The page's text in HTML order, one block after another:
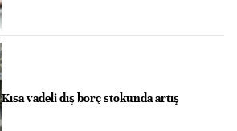
Kısa vadeli dış borç stokunda artış